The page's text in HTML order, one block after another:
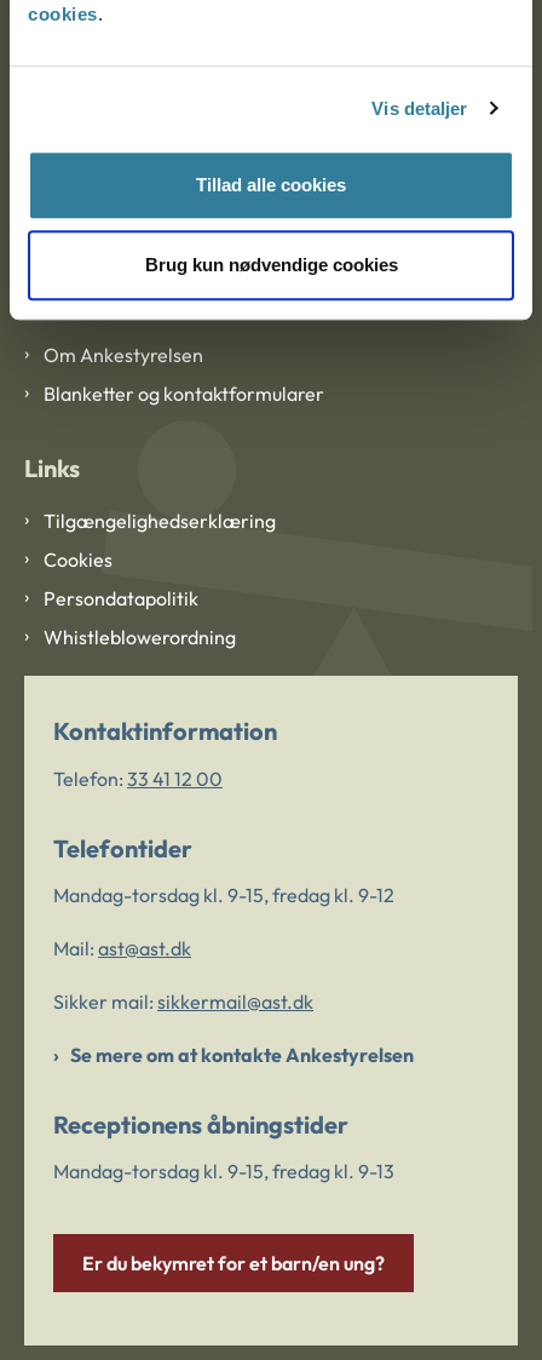
cookies.
Vis detaljer
Tillad alle cookies
Brug kun nødvendige cookies
Ankestyrelsen Aalborg
EAN: 57 98 000 35 48 21
Om Ankestyrelsen
Om Ankestyrelsen
Blanketter og kontaktformularer
Links
Tilgængelighedserklæring
Cookies
Persondatapolitik
Whistleblowerordning
Kontaktinformation
Telefon: 33 41 12 00
Telefontider
Mandag-torsdag kl. 9-15, fredag kl. 9-12
Mail: ast@ast.dk
Sikker mail: sikkermail@ast.dk
Se mere om at kontakte Ankestyrelsen
Receptionens åbningstider
Mandag-torsdag kl. 9-15, fredag kl. 9-13
Er du bekymret for et barn/en ung?